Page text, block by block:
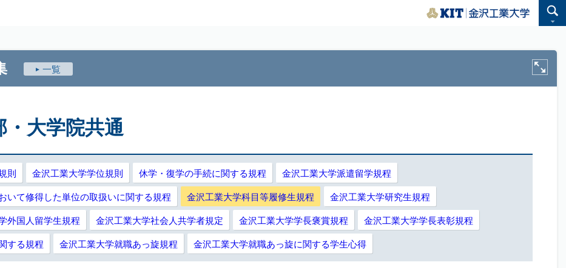
一覧
・大学院共通
則 金沢工業大学学位規則 休学・復学の手続に関する規程 金沢工業大学派遣留学規程
いて修得した単位の取扱いに関する規程 金沢工業大学科目等履修生規程 金沢工業大学研究生規程
外国人留学生規程 金沢工業大学社会人共学者規定 金沢工業大学学長褒賞規程 金沢工業大学学長表彰規程
する規程 金沢工業大学就職あっ旋規程 金沢工業大学就職あっ旋に関する学生心得
2024